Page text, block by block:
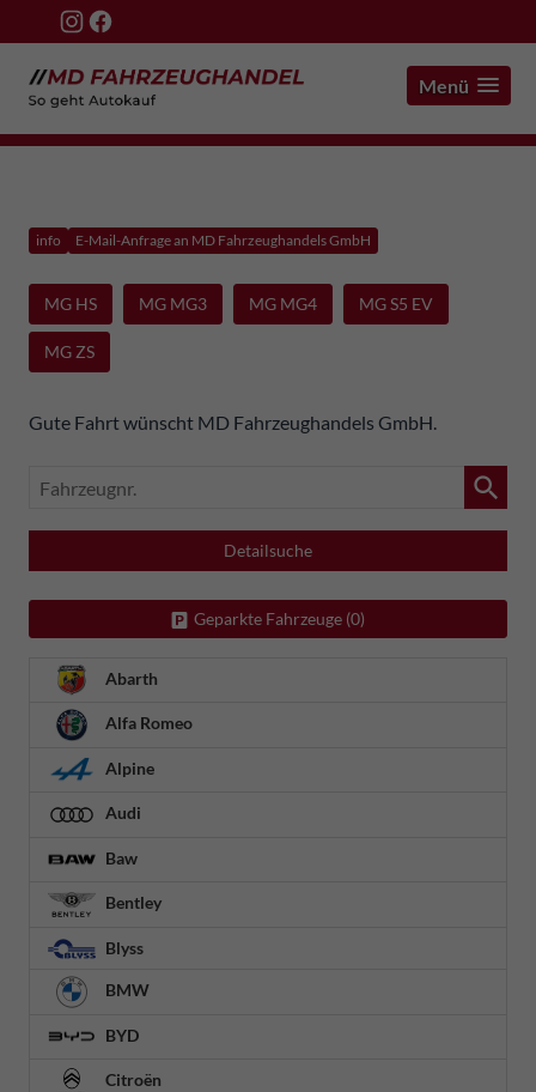
Menü
info E-Mail-Anfrage an MD Fahrzeughandels GmbH
MG HS MG MG3 MG MG4 MG S5 EV
MG ZS
Gute Fahrt wünscht MD Fahrzeughandels GmbH.
Fahrzeugnr.
Detailsuche
Geparkte Fahrzeuge (0)
Abarth
Alfa Romeo
Alpine
Audi
Baw
Bentley
Blyss
BMW
BYD
Citroën